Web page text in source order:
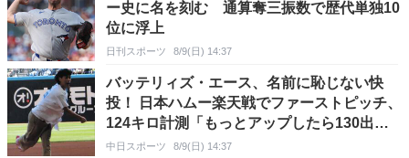
ー史に名を刻む 通算奪三振数で歴代単独10
位に浮上
日刊スポーツ 8/9(日) 14:37
バッテリィズ・エース、名前に恥じない快
投！ 日本ハムー楽天戦でファーストピッチ、
124キロ計測「もっとアップしたら130出た
かも」
中日スポーツ 8/9(日) 14:37